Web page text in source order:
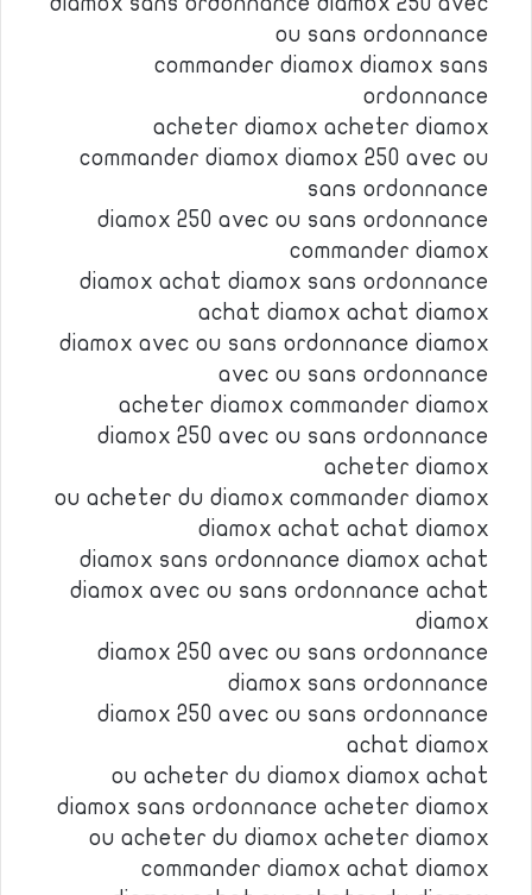
ou sans ordonnance
commander diamox diamox sans
ordonnance
acheter diamox acheter diamox
commander diamox diamox 250 avec ou
sans ordonnance
diamox 250 avec ou sans ordonnance
commander diamox
diamox achat diamox sans ordonnance
achat diamox achat diamox
diamox avec ou sans ordonnance diamox
avec ou sans ordonnance
acheter diamox commander diamox
diamox 250 avec ou sans ordonnance
acheter diamox
ou acheter du diamox commander diamox
diamox achat achat diamox
diamox sans ordonnance diamox achat
diamox avec ou sans ordonnance achat
diamox
diamox 250 avec ou sans ordonnance
diamox sans ordonnance
diamox 250 avec ou sans ordonnance
achat diamox
ou acheter du diamox diamox achat
diamox sans ordonnance acheter diamox
ou acheter du diamox acheter diamox
commander diamox achat diamox